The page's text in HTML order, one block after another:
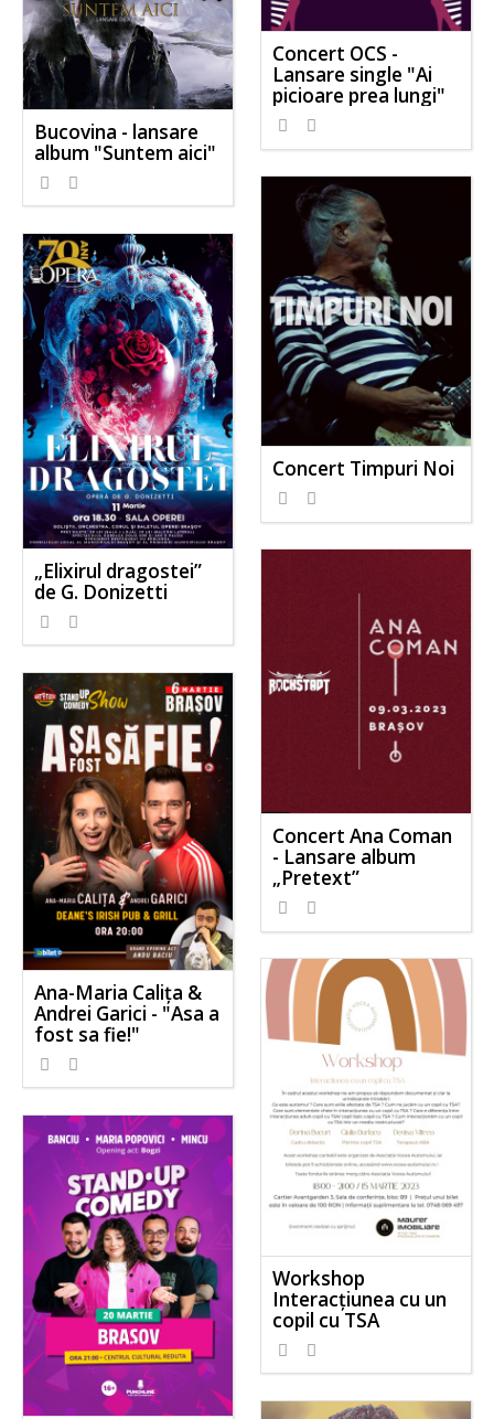
Concert OCS -
Lansare single "Ai
picioare prea lungi"
Bucovina - lansare
album "Suntem aici"
Concert Timpuri Noi
„Elixirul dragostei”
de G. Donizetti
Concert Ana Coman
- Lansare album
„Pretext”
Ana-Maria Calița &
Andrei Garici - "Asa a
fost sa fie!"
Workshop
Interacțiunea cu un
copil cu TSA